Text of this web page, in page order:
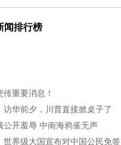
闻排行榜
传重要消息！
访华前夕，川普直接掀桌子了
公开羞辱 中南海鸦雀无声
世界级大国宣布对中国公民免签